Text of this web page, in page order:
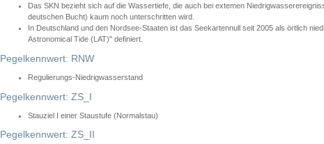
Das SKN bezieht sich auf die Wassertiefe, die auch bei extemen
deutschen Bucht) kaum noch unterschritten wird.
In Deutschland und den Nordsee-Staaten ist das Seekartennull seit 2005 als örtlich
Astronomical Tide (LAT)" definiert.
Pegelkennwert: RNW
Regulierungs-Niedrigwasserstand
Pegelkennwert: ZS_I
Stauziel I einer Staustufe (Normalstau)
Pegelkennwert: ZS_II